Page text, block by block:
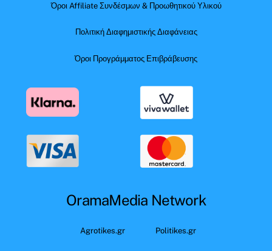
Όροι Affiliate Συνδέσμων & Προωθητικού Υλικού
Πολιτική Διαφημιστικής Διαφάνειας
Όροι Προγράμματος Επιβράβευσης
OramaMedia Network
Agrotikes.gr Politikes.gr